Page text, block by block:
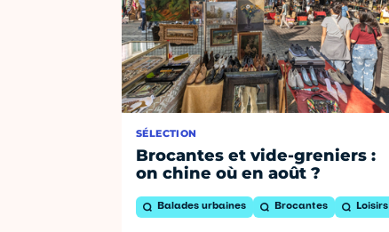
SÉLECTION
Brocantes et vide-greniers :
on chine où en août ?
Balades urbaines Brocantes Loisirs